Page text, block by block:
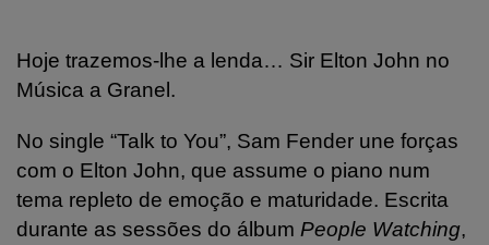
Hoje trazemos-lhe a lenda… Sir Elton John no
Música a Granel.
No single “Talk to You”, Sam Fender une forças
com o Elton John, que assume o piano num
tema repleto de emoção e maturidade. Escrita
durante as sessões do álbum People Watching,